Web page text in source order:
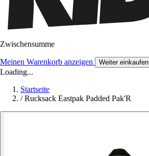
Zwischensumme
Meinen Warenkorb anzeigen Weiter einkaufen
Loading...
Startseite
/ Rucksack Eastpak Padded Pak'R